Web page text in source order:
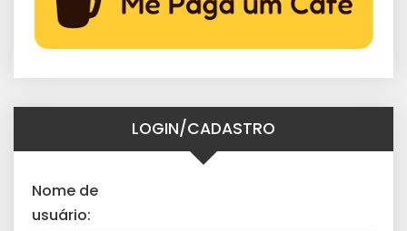
LOGIN/CADASTRO
Nome de
usuário: